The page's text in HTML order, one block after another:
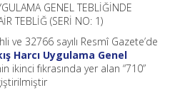
GENEL TEBLİĞİNDE
TEBLİĞ (SERİ NO: 1)
ve 32766 sayılı Resmî Gazete’de
Harcı Uygulama Genel
ikinci fıkrasında yer alan “710”